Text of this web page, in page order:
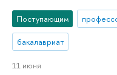
Поступающим
бакалавриат
11 июня